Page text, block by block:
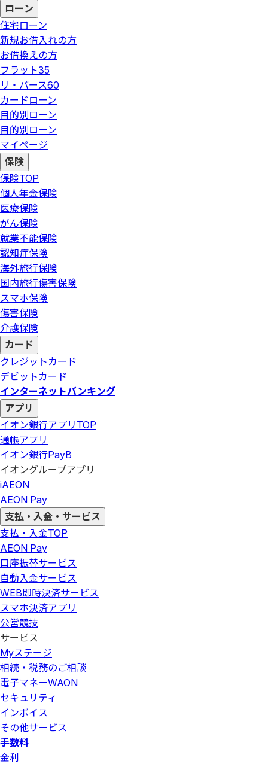
ローン
住宅ローン
新規お借入れの方
お借換えの方
フラット35
リ・バース60
カードローン
目的別ローン
目的別ローン
マイページ
保険
保険TOP
個人年金保険
医療保険
がん保険
就業不能保険
認知症保険
海外旅行保険
国内旅行傷害保険
スマホ保険
傷害保険
介護保険
カード
クレジットカード
デビットカード
インターネットバンキング
アプリ
イオン銀行アプリ TOP
通帳アプリ
イオン銀行PayB
イオングループアプリ
iAEON
AEON Pay
支払・入金・サービス
支払・入金TOP
AEON Pay
口座振替サービス
自動入金サービス
WEB即時決済サービス
スマホ決済アプリ
公営競技
サービス
Myステージ
相続・税務のご相談
電子マネーWAON
セキュリティ
インボイス
その他サービス
手数料
金利